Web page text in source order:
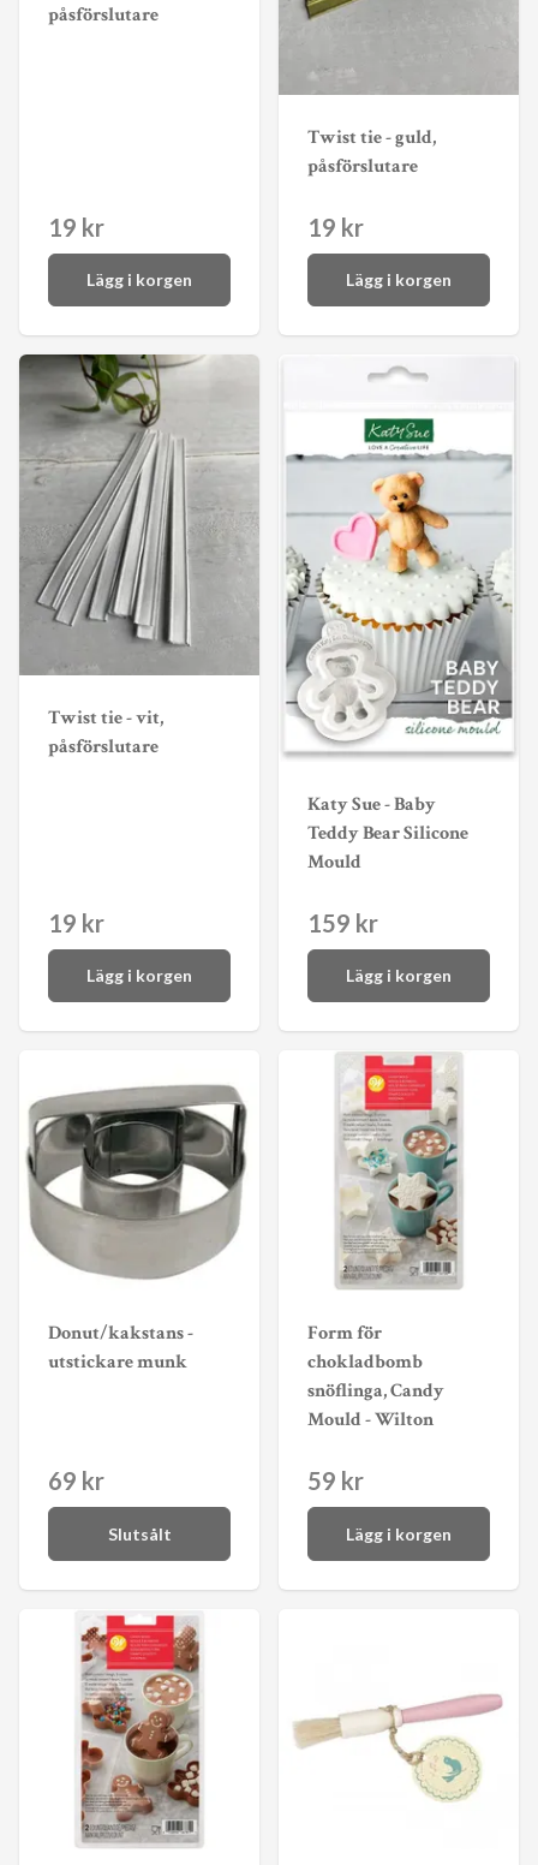
påsförslutare
19 kr
Lägg i korgen
Twist tie - guld,
påsförslutare
19 kr
Lägg i korgen
Twist tie - vit,
påsförslutare
19 kr
Lägg i korgen
Katy Sue - Baby
Teddy Bear Silicone
Mould
159 kr
Lägg i korgen
Donut/kakstans -
utstickare munk
69 kr
Slutsålt
Form för
chokladbomb
snöflinga, Candy
Mould - Wilton
59 kr
Lägg i korgen